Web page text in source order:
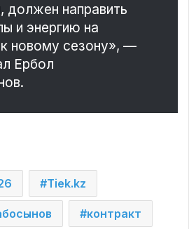
должен направить
и энергию на
новому сезону», —
Ербол
Tiek.kz
контракт